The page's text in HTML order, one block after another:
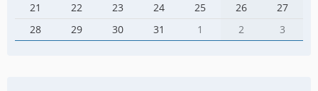
21
22 23 24 25 26
27
28
29 30 31 1 2 3